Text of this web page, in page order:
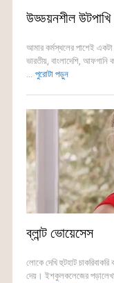
উড্ডয়নশীল
আমার কর্মস্থলের পাশেই একটা
ভারতীয়, বাংলাদেশি,
... পুরোটা পড়ুন
ব্লান্ট ভোয়েসেস
লোকে দেখি হুটহাট
দেয়। ইশকুলকলেজের